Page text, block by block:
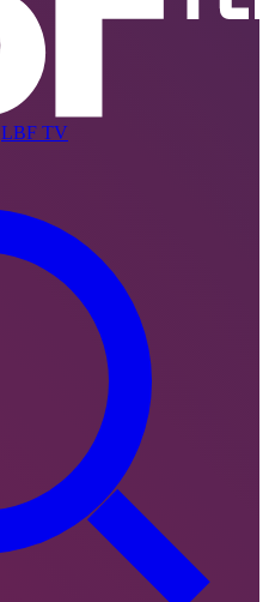
LBF TV